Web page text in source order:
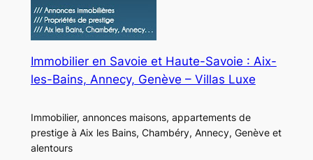
Immobilier en Savoie et Haute-Savoie : Aix-
les-Bains, Annecy, Genève – Villas Luxe
Immobilier, annonces maisons, appartements de
prestige à Aix les Bains, Chambéry, Annecy, Genève et
alentours